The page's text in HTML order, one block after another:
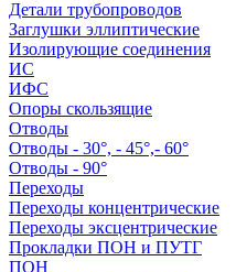
Детали трубопроводов
Заглушки эллиптические
Изолирующие соединения
ИС
ИФС
Опоры скользящие
Отводы
Отводы - 30°, - 45°,- 60°
Отводы - 90°
Переходы
Переходы концентрические
Переходы эксцентрические
Прокладки ПОН и ПУТГ
ПОН